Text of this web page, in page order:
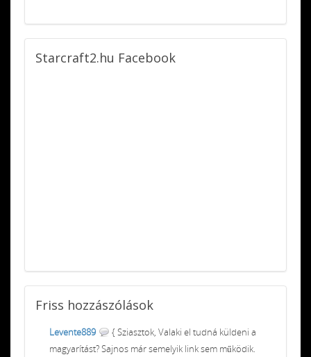
Starcraft2.hu Facebook
Friss hozzászólások
Levente889
{ Sziasztok, Valaki el tudná küldeni a
magyarítást? Sajnos már semelyik link sem működik.